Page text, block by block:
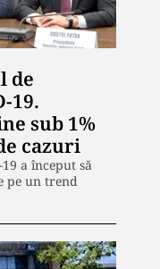
de
19.
sub 1%
cazuri
a început să
pe un trend